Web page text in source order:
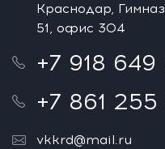
Краснодар,
51, офис 304
+7 918
+7 861
vkkrd@mail.ru